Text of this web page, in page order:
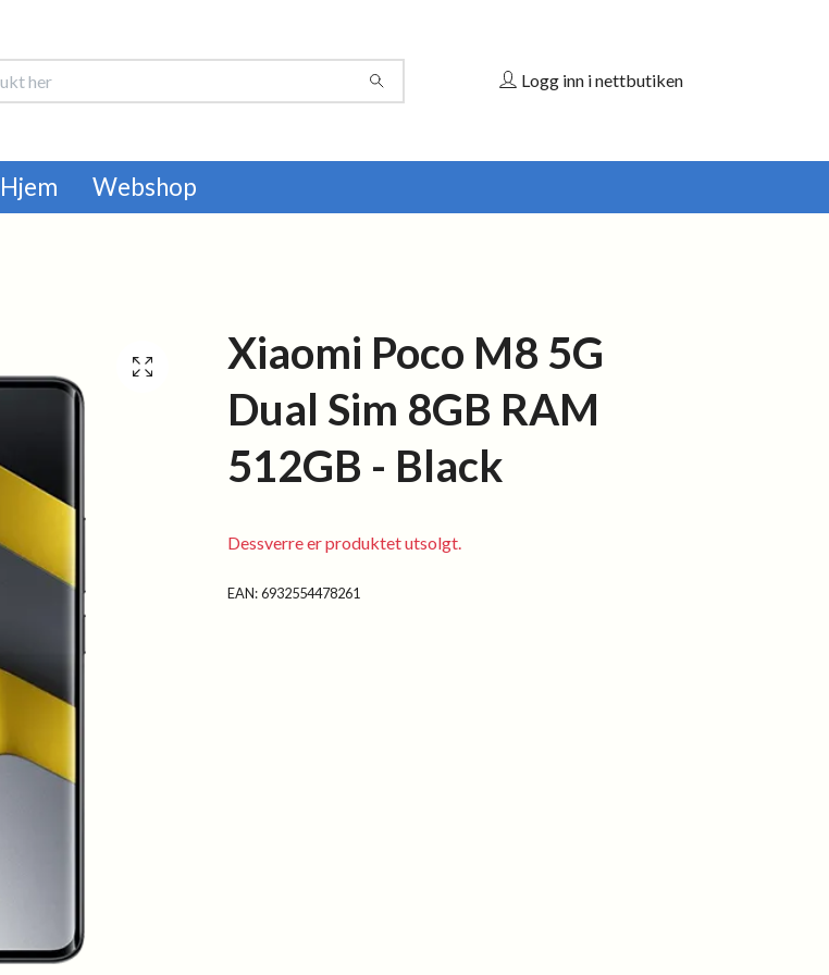
Logg inn i nettbutiken
Hjem Webshop
Xiaomi Poco M8 5G
Dual Sim 8GB RAM
512GB - Black
Dessverre er produktet utsolgt.
EAN:6932554478261